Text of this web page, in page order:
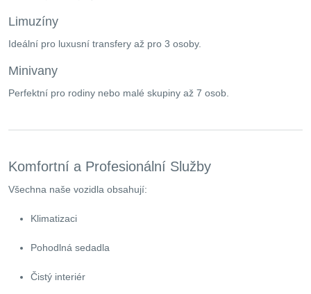
Limuzíny
Ideální pro luxusní transfery až pro 3 osoby.
Minivany
Perfektní pro rodiny nebo malé skupiny až 7 osob.
Komfortní a Profesionální Služby
Všechna naše vozidla obsahují:
Klimatizaci
Pohodlná sedadla
Čistý interiér